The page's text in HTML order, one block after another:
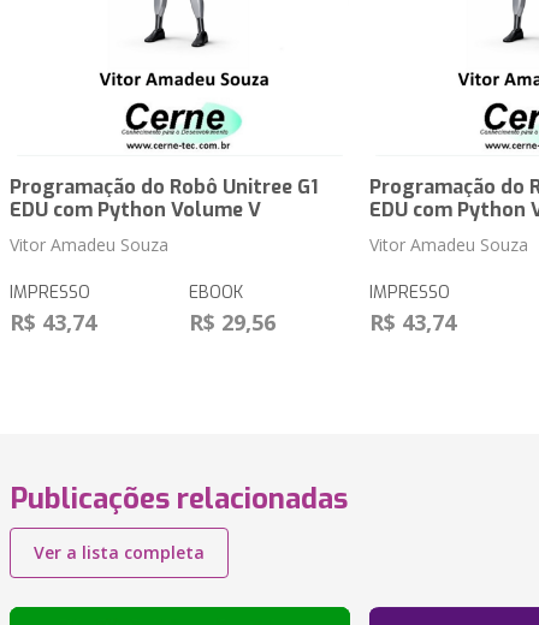
Programação do Robô Unitree G1
EDU com Python Volume V
Vitor Amadeu Souza
IMPRESSO
R$ 43,74
EBOOK
R$ 29,56
Programação do
EDU com Python
Vitor Amadeu Souza
IMPRESSO
R$ 43,74
Publicações relacionadas
Ver a lista completa